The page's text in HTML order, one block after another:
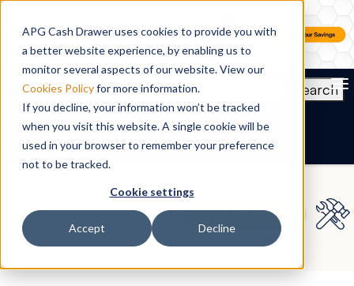
APG Cash Drawer uses cookies to provide you with
a better website experience, by enabling us to
monitor several aspects of our website. View our
Cookies Policyfor more information.
If you decline, your information won’t be tracked
when you visit this website. A single cookie will be
used in your browser to remember your preference
not to be tracked.
Cookie settings
Accept Decline
Search
ES